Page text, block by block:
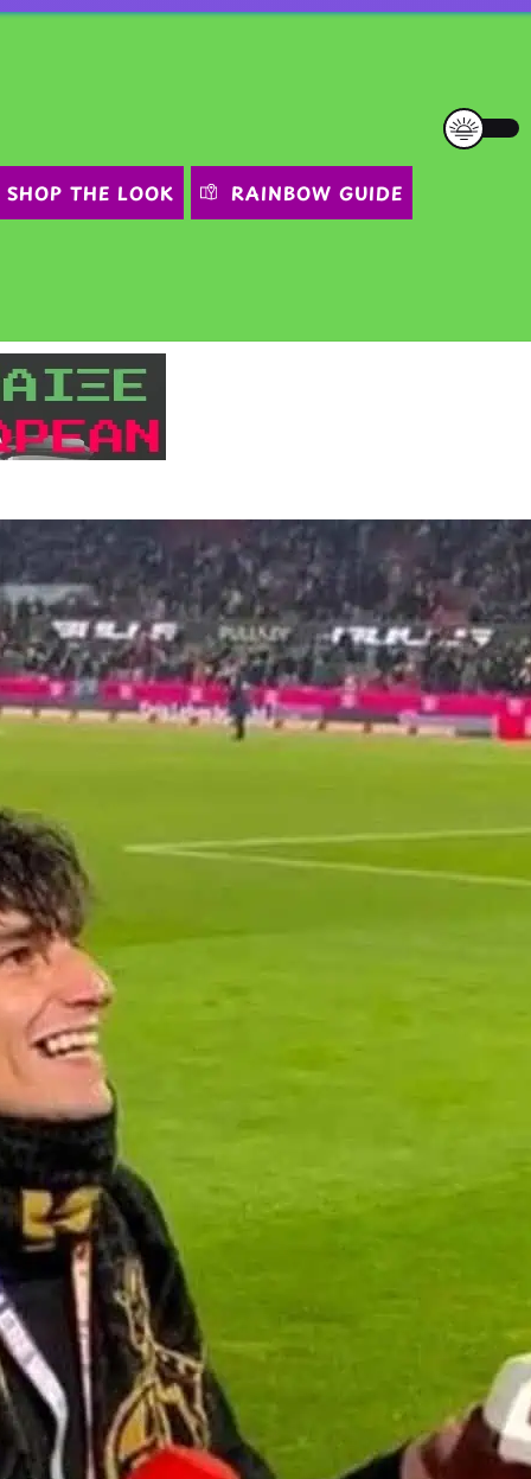
SHOP THE LOOK RAINBOW GUIDE